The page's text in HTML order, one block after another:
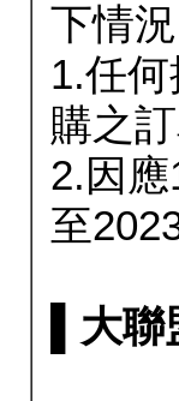
下情況
1.任
購之訂
2.因
至
▌大